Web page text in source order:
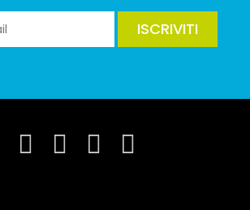
ISCRIVITI